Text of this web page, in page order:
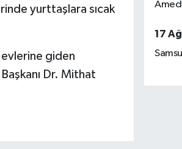
yurttaşlara sıcak
evlerine giden
Dr. Mithat
Amed
17